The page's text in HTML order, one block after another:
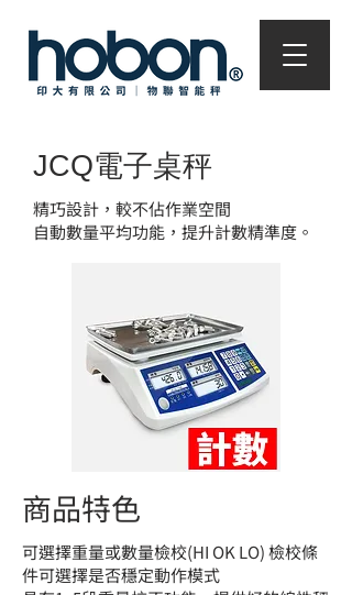
JCQ電子桌秤
精巧設計，較不佔作業空間
自動數量平均功能，提升計數精準度。
商品特色
可選擇重量或數量檢校(HI OK LO) 檢校條
件可選擇是否穩定動作模式